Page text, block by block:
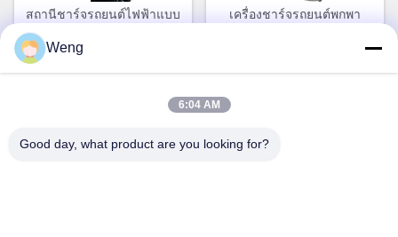
สถานีชาร์จรถยนต์ไฟฟ้าแบบ
ติดผนัง 7kW AC พร้อมเครื่อง
ชาร์จเร็วประเภท 2 200-220V
จอทตอนนี้
เครื่องชาร์จรถยนต์พกพา
อร์เฟซ Type1/Type2/GB และ
สายชาร์จเร็ว 5m
จอทตอนนี้
Weng
6:04 AM
Good day, what product are you looking for?